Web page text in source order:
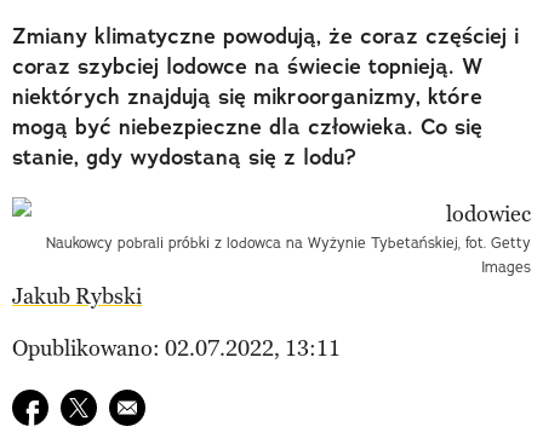
Zmiany klimatyczne powodują, że coraz częściej i
coraz szybciej lodowce na świecie topnieją. W
niektórych znajdują się mikroorganizmy, które
mogą być niebezpieczne dla człowieka. Co się
stanie, gdy wydostaną się z lodu?
Naukowcy pobrali próbki z lodowca na Wyżynie Tybetańskiej, fot. Getty
Images
Jakub Rybski
Opublikowano: 02.07.2022, 13:11
Udostępnij na facebook
Udostępnij na twitter
E-mail do przyjaciela